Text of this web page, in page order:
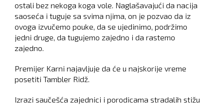
ostali bez nekoga koga vole. Naglašavajući da nacija
saoseća i tuguje sa svima njima, on je pozvao da iz
ovoga izvučemo pouke, da se ujedinimo, podržimo
jedni druge, da tugujemo zajedno i da rastemo
zajedno.
Premijer Karni najavljuje da će u najskorije vreme
posetiti Tambler Ridž.
Izrazi saučešća zajednici i porodicama stradalih stižu